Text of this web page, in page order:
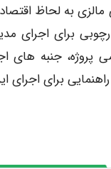
مالزی به لحاظ
یافته، عقب مانده اند. اسپینوال و
مدیریت علمی پروژه،
برای اجرای